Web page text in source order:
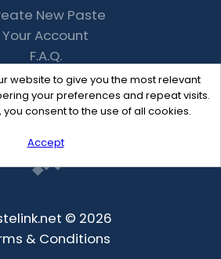
website to give you the most relevant
your preferences and repeat visits.
you consent to the use of all cookies.
Accept
New Paste
Your Account
F.A.Q.
Recent
Contact
© 2026
& Conditions